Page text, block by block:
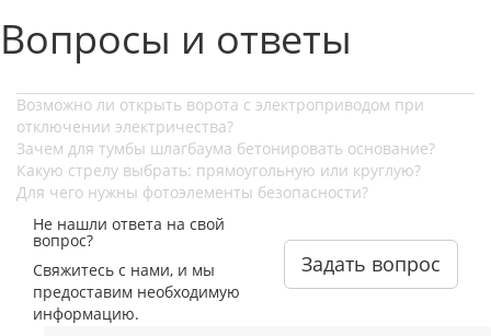
Вопросы и ответы
Возможно ли открыть ворота с электроприводом при
отключении электричества?
Зачем для тумбы шлагбаума бетонировать основание?
Какую стрелу выбрать: прямоугольную или круглую?
Для чего нужны фотоэлементы безопасности?
Не нашли ответа на свой
вопрос?
Свяжитесь с нами, и мы
предоставим необходимую
информацию.
Задать вопрос